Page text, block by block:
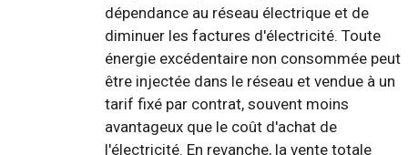
dépendance au réseau électrique et de
diminuer les factures d'électricité. Toute
énergie excédentaire non consommée peut
être injectée dans le réseau et vendue à un
tarif fixé par contrat, souvent moins
avantageux que le coût d'achat de
l'électricité. En revanche, la vente totale